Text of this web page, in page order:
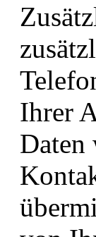
Ihrer
Daten